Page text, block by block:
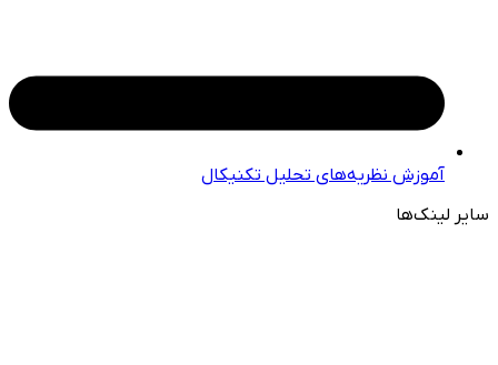
آموزش نظریه‌های تحلیل تکنیکال
سایر لینک‌ها